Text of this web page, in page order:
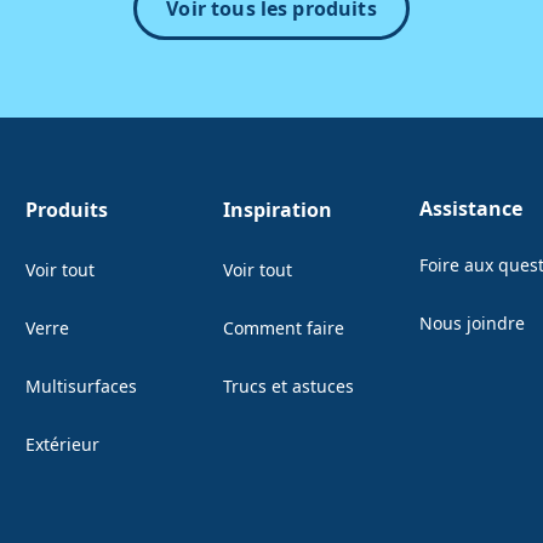
Voir tous les produits
Produits
Voir tout
Verre
Multisurfaces
Extérieur
Inspiration
Voir tout
Comment faire
Trucs et astuces
Assistance
Foire aux
Nous joindre
(Opens in a